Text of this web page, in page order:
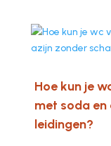
Hoe kun je
met soda
leidingen?